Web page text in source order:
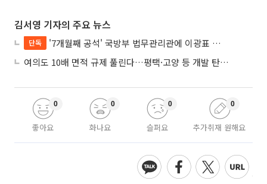
김서영 기자의 주요 뉴스
단독
'7개월째 공석' 국방부 법무관리관에 이광표 변호사 내정
여의도 10배 면적 규제 풀린다…평택·고양 등 개발 탄력 기대
좋아요
0
화나요
0
슬퍼요
0
추가취재 원해요
0